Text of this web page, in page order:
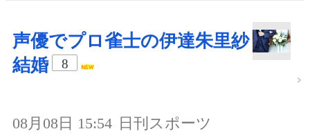
声優でプロ雀士の伊達朱里紗
結婚
8
08月08日 15:54 日刊スポーツ